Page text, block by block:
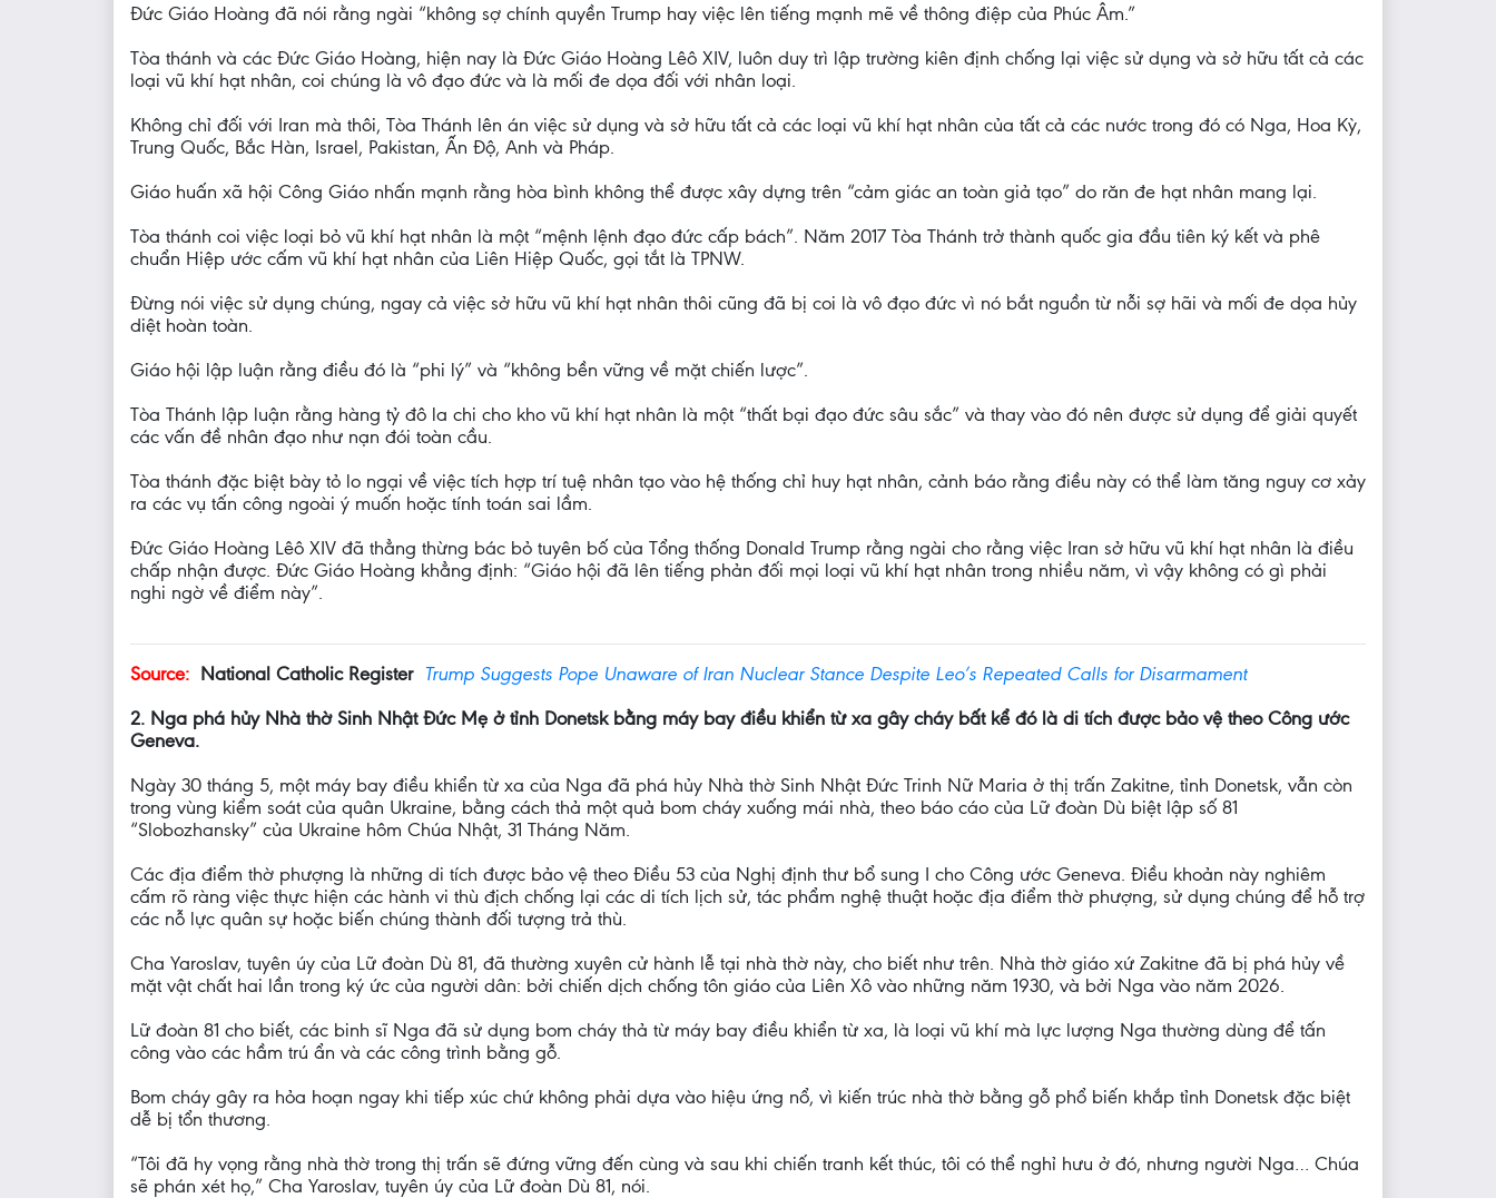
Đức Giáo Hoàng đã nói rằng ngài “không sợ chính quyền Trump hay việc lên tiếng mạnh mẽ về thông điệp của Phúc Âm.”
Tòa thánh và các Đức Giáo Hoàng, hiện nay là Đức Giáo Hoàng Lêô XIV, luôn duy trì lập trường kiên định chống lại việc sử dụng và sở hữu tất cả các
loại vũ khí hạt nhân, coi chúng là vô đạo đức và là mối đe dọa đối với nhân loại.
Không chỉ đối với Iran mà thôi, Tòa Thánh lên án việc sử dụng và sở hữu tất cả các loại vũ khí hạt nhân của tất cả các nước trong đó có Nga, Hoa Kỳ,
Trung Quốc, Bắc Hàn, Israel, Pakistan, Ấn Độ, Anh và Pháp.
Giáo huấn xã hội Công Giáo nhấn mạnh rằng hòa bình không thể được xây dựng trên “cảm giác an toàn giả tạo” do răn đe hạt nhân mang lại.
Tòa thánh coi việc loại bỏ vũ khí hạt nhân là một “mệnh lệnh đạo đức cấp bách”. Năm 2017 Tòa Thánh trở thành quốc gia đầu tiên ký kết và phê
chuẩn Hiệp ước cấm vũ khí hạt nhân của Liên Hiệp Quốc, gọi tắt là TPNW.
Đừng nói việc sử dụng chúng, ngay cả việc sở hữu vũ khí hạt nhân thôi cũng đã bị coi là vô đạo đức vì nó bắt nguồn từ nỗi sợ hãi và mối đe dọa hủy
diệt hoàn toàn.
Giáo hội lập luận rằng điều đó là “phi lý” và “không bền vững về mặt chiến lược”.
Tòa Thánh lập luận rằng hàng tỷ đô la chi cho kho vũ khí hạt nhân là một “thất bại đạo đức sâu sắc” và thay vào đó nên được sử dụng để giải quyết
các vấn đề nhân đạo như nạn đói toàn cầu.
Tòa thánh đặc biệt bày tỏ lo ngại về việc tích hợp trí tuệ nhân tạo vào hệ thống chỉ huy hạt nhân, cảnh báo rằng điều này có thể làm tăng nguy cơ xảy
ra các vụ tấn công ngoài ý muốn hoặc tính toán sai lầm.
Đức Giáo Hoàng Lêô XIV đã thẳng thừng bác bỏ tuyên bố của Tổng thống Donald Trump rằng ngài cho rằng việc Iran sở hữu vũ khí hạt nhân là điều
chấp nhận được. Đức Giáo Hoàng khẳng định: “Giáo hội đã lên tiếng phản đối mọi loại vũ khí hạt nhân trong nhiều năm, vì vậy không có gì phải
nghi ngờ về điểm này”.
Source: National Catholic Register Trump Suggests Pope Unaware of Iran Nuclear Stance Despite Leo’s Repeated Calls for Disarmament
2. Nga phá hủy Nhà thờ Sinh Nhật Đức Mẹ ở tỉnh Donetsk bằng máy bay điều khiển từ xa gây cháy bất kể đó là di tích được bảo vệ theo Công ước
Geneva.
Ngày 30 tháng 5, một máy bay điều khiển từ xa của Nga đã phá hủy Nhà thờ Sinh Nhật Đức Trinh Nữ Maria ở thị trấn Zakitne, tỉnh Donetsk, vẫn còn
trong vùng kiểm soát của quân Ukraine, bằng cách thả một quả bom cháy xuống mái nhà, theo báo cáo của Lữ đoàn Dù biệt lập số 81
“Slobozhansky” của Ukraine hôm Chúa Nhật, 31 Tháng Năm.
Các địa điểm thờ phượng là những di tích được bảo vệ theo Điều 53 của Nghị định thư bổ sung I cho Công ước Geneva. Điều khoản này nghiêm
cấm rõ ràng việc thực hiện các hành vi thù địch chống lại các di tích lịch sử, tác phẩm nghệ thuật hoặc địa điểm thờ phượng, sử dụng chúng để hỗ trợ
các nỗ lực quân sự hoặc biến chúng thành đối tượng trả thù.
Cha Yaroslav, tuyên úy của Lữ đoàn Dù 81, đã thường xuyên cử hành lễ tại nhà thờ này, cho biết như trên. Nhà thờ giáo xứ Zakitne đã bị phá hủy về
mặt vật chất hai lần trong ký ức của người dân: bởi chiến dịch chống tôn giáo của Liên Xô vào những năm 1930, và bởi Nga vào năm 2026.
Lữ đoàn 81 cho biết, các binh sĩ Nga đã sử dụng bom cháy thả từ máy bay điều khiển từ xa, là loại vũ khí mà lực lượng Nga thường dùng để tấn
công vào các hầm trú ẩn và các công trình bằng gỗ.
Bom cháy gây ra hỏa hoạn ngay khi tiếp xúc chứ không phải dựa vào hiệu ứng nổ, vì kiến trúc nhà thờ bằng gỗ phổ biến khắp tỉnh Donetsk đặc biệt
dễ bị tổn thương.
“Tôi đã hy vọng rằng nhà thờ trong thị trấn sẽ đứng vững đến cùng và sau khi chiến tranh kết thúc, tôi có thể nghỉ hưu ở đó, nhưng người Nga… Chúa
sẽ phán xét họ,” Cha Yaroslav, tuyên úy của Lữ đoàn Dù 81, nói.